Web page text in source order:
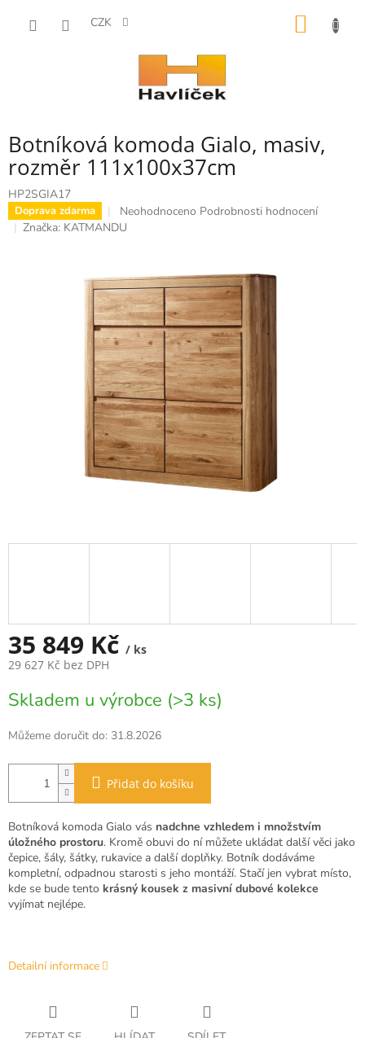
CZK
Botníková komoda Gialo, masiv,
rozměr 111x100x37cm
HP2SGIA17
Doprava zdarma
Průměrné
hodnocení
z
5
hvězdiček.
Neohodnoceno Podrobnosti hodnocení
Značka: KATMANDU
35 849 Kč / ks
29 627 Kč bez DPH
cena:
Skladem u výrobce (>3 ks)
Můžeme doručit do: 31.8.2026
Přidat do košíku
Botníková komoda Gialo vás nadchne vzhledem i množstvím
úložného prostoru. Kromě obuvi do ní můžete ukládat další věci jako
čepice, šály, šátky, rukavice a další doplňky. Botník dodáváme
kompletní, odpadnou starosti s jeho montáží. Stačí jen vybrat místo,
kde se bude tento krásný kousek z masivní dubové kolekce
vyjímat nejlépe.
Detailní informace